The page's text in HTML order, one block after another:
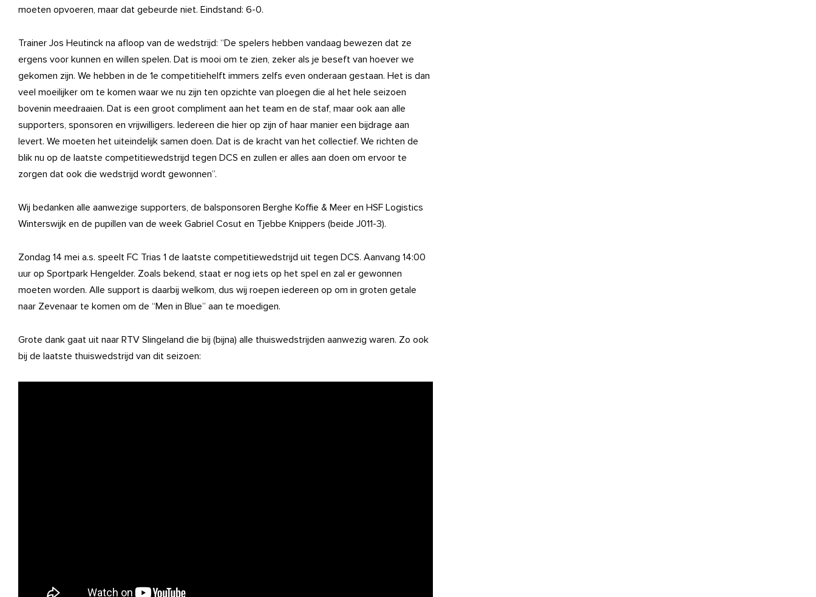
moeten opvoeren, maar dat gebeurde niet. Eindstand: 6-0.
Trainer Jos Heutinck na afloop van de wedstrijd: “De spelers hebben vandaag bewezen dat ze
ergens voor kunnen en willen spelen. Dat is mooi om te zien, zeker als je beseft van hoever we
gekomen zijn. We hebben in de 1e competitiehelft immers zelfs even onderaan gestaan. Het is dan
veel moeilijker om te komen waar we nu zijn ten opzichte van ploegen die al het hele seizoen
bovenin meedraaien. Dat is een groot compliment aan het team en de staf, maar ook aan alle
supporters, sponsoren en vrijwilligers. Iedereen die hier op zijn of haar manier een bijdrage aan
levert. We moeten het uiteindelijk samen doen. Dat is de kracht van het collectief. We richten de
blik nu op de laatste competitiewedstrijd tegen DCS en zullen er alles aan doen om ervoor te
zorgen dat ook die wedstrijd wordt gewonnen”.
Wij bedanken alle aanwezige supporters, de balsponsoren Berghe Koffie & Meer en HSF Logistics
Winterswijk en de pupillen van de week Gabriel Cosut en Tjebbe Knippers (beide J011-3).
Zondag 14 mei a.s. speelt FC Trias 1 de laatste competitiewedstrijd uit tegen DCS. Aanvang 14:00
uur op Sportpark Hengelder. Zoals bekend, staat er nog iets op het spel en zal er gewonnen
moeten worden. Alle support is daarbij welkom, dus wij roepen iedereen op om in groten getale
naar Zevenaar te komen om de “Men in Blue” aan te moedigen.
Grote dank gaat uit naar RTV Slingeland die bij (bijna) alle thuiswedstrijden aanwezig waren. Zo ook
bij de laatste thuiswedstrijd van dit seizoen: